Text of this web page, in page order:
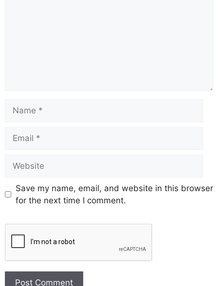
Save my name, email, and website in this browser
for the next time I comment.